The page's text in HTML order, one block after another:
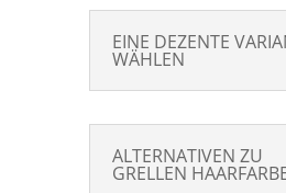
EINE DEZENTE
WÄHLEN
ALTERNATIVEN ZU
GRELLEN